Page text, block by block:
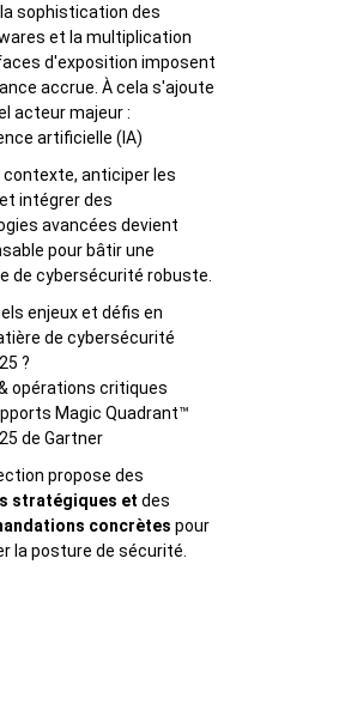
sophistication des
et la multiplication
d'exposition imposent
accrue. À cela s'ajoute
acteur majeur :
artificielle (IA)
contexte, anticiper les
intégrer des
avancées devient
pour bâtir une
de cybersécurité robuste.
enjeux et défis en
de cybersécurité
?
opérations critiques
Magic Quadrant™
de Gartner
propose des
stratégiques et des
concrètes pour
la posture de sécurité.